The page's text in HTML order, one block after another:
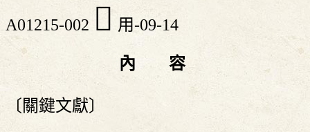
A01215-002 𠭻 用-09-14
內 容
〔關鍵文獻〕